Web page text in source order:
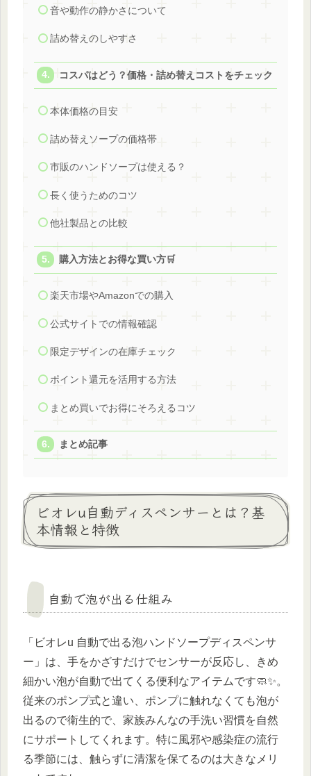
音や動作の静かさについて
詰め替えのしやすさ
コスパはどう？価格・詰め替えコストをチェック
本体価格の目安
詰め替えソープの価格帯
市販のハンドソープは使える？
長く使うためのコツ
他社製品との比較
購入方法とお得な買い方🛒
楽天市場やAmazonでの購入
公式サイトでの情報確認
限定デザインの在庫チェック
ポイント還元を活用する方法
まとめ買いでお得にそろえるコツ
まとめ記事
ビオレu自動ディスペンサーとは？基
本情報と特徴
自動で泡が出る仕組み
「ビオレu 自動で出る泡ハンドソープディスペンサ
ー」は、手をかざすだけでセンサーが反応し、きめ
細かい泡が自動で出てくる便利なアイテムです🧼✨。
従来のポンプ式と違い、ポンプに触れなくても泡が
出るので衛生的で、家族みんなの手洗い習慣を自然
にサポートしてくれます。特に風邪や感染症の流行
る季節には、触らずに清潔を保てるのは大きなメリ